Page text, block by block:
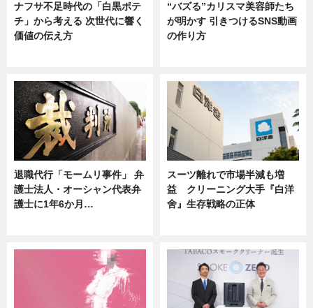
ナフサ不足時代の「白黒ポテ
チ」から考える 次世代に響く
価値の伝え方
“バズる”カリスマ美容師たち
が明かす 引きつけるSNS動画
の作り方
退職代行「モームリ事件」 弁
護士法人・オーシャン代表弁
護士に1年6か月…
スーツ離れで市場半減も増
益 クリーニング大手『白洋
舍』生存戦略の正体